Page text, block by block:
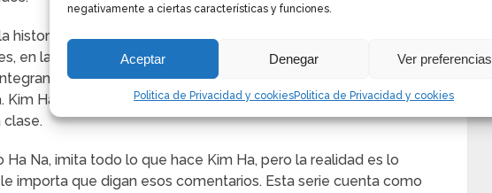
negativamente a ciertas características y funciones.
Aceptar Denegar Ver preferencias
Politica de Privacidad y cookiesPolitica de Privacidad y cookies
historia de un grupo de adolescentes de aproximadamente 18
en la amistad y el amor, manifiestan realidades que no es del
del grupo. Do Ha Na, tiene sentimientos por Ha Min,
Ha Na y Bo Ram, son las mejores amigas de Do Ha Na y
clase.
Na, imita todo lo que hace Kim Ha, pero la realidad es lo
importa que digan esos comentarios. Esta serie cuenta como